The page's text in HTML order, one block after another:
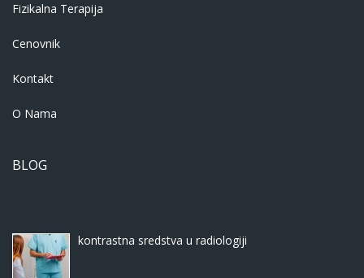
Fizikalna Terapija
Cenovnik
Kontakt
O Nama
BLOG
kontrastna sredstva u radiologiji